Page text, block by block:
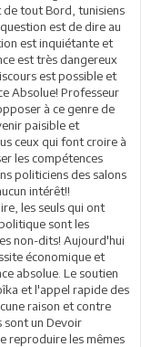
de tout Bord, tunisiens
est de dire au
est inquiétante et
est très dangereux
est possible et
Absolue! Professeur
à ce genre de
paisible et
ceux qui font croire à
les compétences
politiciens des salons
intérêt!!
les seuls qui ont
sont les
non-dits! Aujourd'hui
économique et
absolue. Le soutien
et l'appel rapide des
raison et contre
sont un Devoir
reproduire les mêmes